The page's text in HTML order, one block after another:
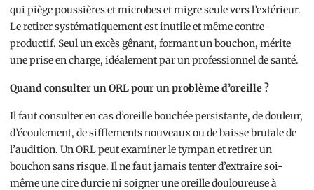
qui piège poussières et microbes et migre seule vers l’extérieur.
Le retirer systématiquement est inutile et même contre-
productif. Seul un excès gênant, formant un bouchon, mérite
une prise en charge, idéalement par un professionnel de santé.
Quand consulter un ORL pour un problème d’oreille ?
Il faut consulter en cas d’oreille bouchée persistante, de douleur,
d’écoulement, de sifflements nouveaux ou de baisse brutale de
l’audition. Un ORL peut examiner le tympan et retirer un
bouchon sans risque. Il ne faut jamais tenter d’extraire soi-
même une cire durcie ni soigner une oreille douloureuse à